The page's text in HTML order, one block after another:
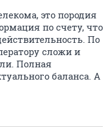
это породия
по счету, что
По
сложи и
Полная
баланса. А